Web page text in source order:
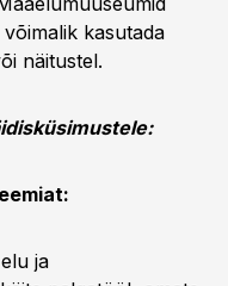
kasutada
näitustel.
ja